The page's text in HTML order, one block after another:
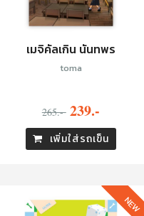
เมจิคัลเกิน นันทพร
toma
265.- 239.-
เพิ่มใส่รถเข็น
NEW